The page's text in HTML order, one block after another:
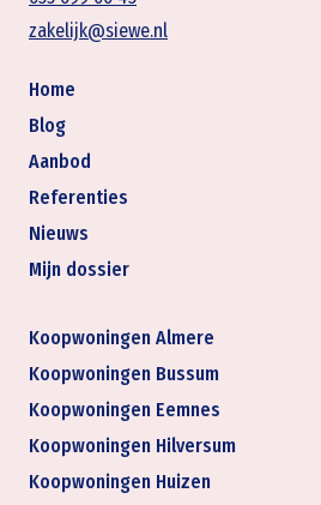
zakelijk@siewe.nl
Home
Blog
Aanbod
Referenties
Nieuws
Mijn dossier
Koopwoningen Almere
Koopwoningen Bussum
Koopwoningen Eemnes
Koopwoningen Hilversum
Koopwoningen Huizen